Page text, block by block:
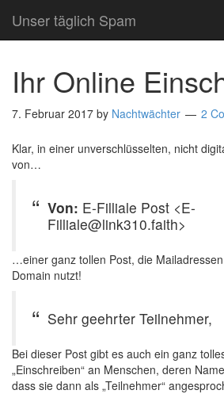
Unser täglich Spam
Ihr Online
7. Februar 2017 by Nachtwächter 2
Klar, in einer unverschlüsselten, nicht
von…
Von: E-Filliale Post <E-
Filliale@link310.faith>
…einer ganz tollen Post, die
Domain nutzt!
Sehr geehrter Teilnehmer,
Bei dieser Post gibt es auch ein ganz
„Einschreiben“ an Menschen, deren
dass sie dann als „Teilnehmer“